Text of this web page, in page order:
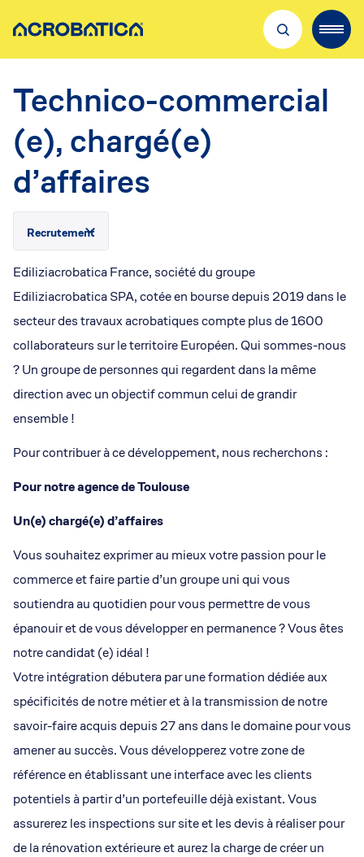
Découvrir Acrobatica
Nos métiers
Recrutement
Où nous trouver
Qualité & sécurité
Actualités
Accueil/offres d’emploi/Technico-commercial (e), chargé(e) d’affaires
Technico-commercial
(e), chargé(e)
d’affaires
Recrutement
Ediliziacrobatica France, société du groupe
Ediliziacrobatica SPA, cotée en bourse depuis 2019 dans le
secteur des travaux acrobatiques compte plus de 1600
collaborateurs sur le territoire Européen. Qui sommes-nous
? Un groupe de personnes qui regardent dans la même
direction avec un objectif commun celui de grandir
ensemble !
Pour contribuer à ce développement, nous recherchons :
Pour notre agence de Toulouse
Un(e) chargé(e) d’affaires
Vous souhaitez exprimer au mieux votre passion pour le
commerce et faire partie d’un groupe uni qui vous
soutiendra au quotidien pour vous permettre de vous
épanouir et de vous développer en permanence ? Vous êtes
notre candidat (e) idéal !
Votre intégration débutera par une formation dédiée aux
spécificités de notre métier et à la transmission de notre
savoir-faire acquis depuis 27 ans dans le domaine pour vous
amener au succès. Vous développerez votre zone de
référence en établissant une interface avec les clients
potentiels à partir d’un portefeuille déjà existant. Vous
assurerez les inspections sur site et les devis à réaliser pour
de la rénovation extérieure et aurez la charge de créer un